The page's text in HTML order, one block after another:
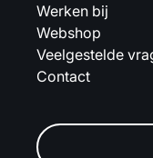
Werken bij
Webshop
Veelgestelde
Contact